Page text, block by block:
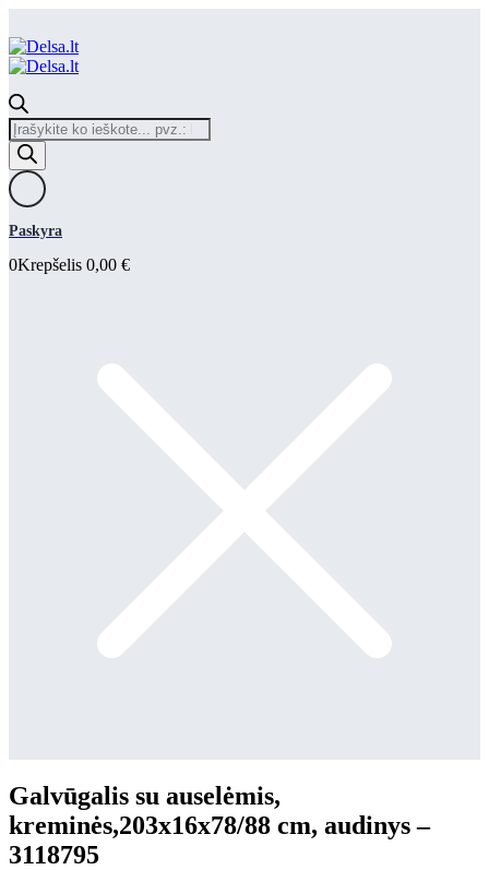
Products
search
Paskyra
0Krepšelis 0,00 €
Galvūgalis su auselėmis,
kreminės,203x16x78/88 cm, audinys –
3118795